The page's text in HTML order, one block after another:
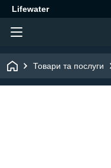
Lifewater
Товари та послуги